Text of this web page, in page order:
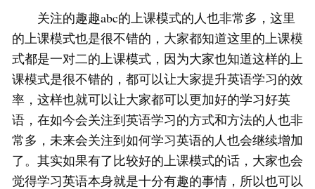
关注的趣趣abc的上课模式的人也非常多，这里
的上课模式也是很不错的，大家都知道这里的上课模
式都是一对二的上课模式，因为大家也知道这样的上
课模式是很不错的，都可以让大家提升英语学习的效
率，这样也就可以让大家都可以更加好的学习好英
语，在如今会关注到英语学习的方式和方法的人也非
常多，未来会关注到如何学习英语的人也会继续增加
了。其实如果有了比较好的上课模式的话，大家也会
觉得学习英语本身就是十分有趣的事情，所以也可以